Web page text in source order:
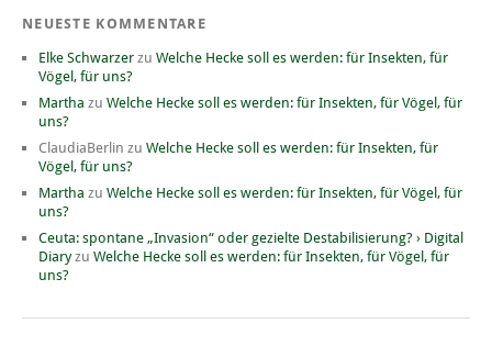
NEUESTE KOMMENTARE
Elke Schwarzer zu Welche Hecke soll es werden: für Insekten, für
Vögel, für uns?
Martha zu Welche Hecke soll es werden: für Insekten, für Vögel, für
uns?
ClaudiaBerlin zu Welche Hecke soll es werden: für Insekten, für
Vögel, für uns?
Martha zu Welche Hecke soll es werden: für Insekten, für Vögel, für
uns?
Ceuta: spontane „Invasion“ oder gezielte Destabilisierung? › Digital
Diaryzu Welche Hecke soll es werden: für Insekten, für Vögel, für
uns?